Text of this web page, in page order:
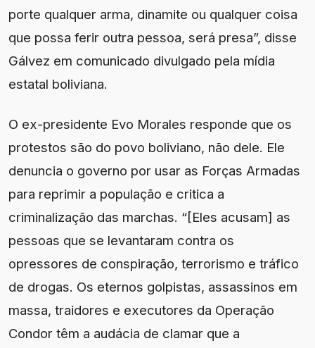
porte qualquer arma, dinamite ou qualquer coisa
que possa ferir outra pessoa, será presa”, disse
Gálvez em comunicado divulgado pela mídia
estatal boliviana.
O ex-presidente Evo Morales responde que os
protestos são do povo boliviano, não dele. Ele
denuncia o governo por usar as Forças Armadas
para reprimir a população e critica a
criminalização das marchas. “[Eles acusam] as
pessoas que se levantaram contra os
opressores de conspiração, terrorismo e tráfico
de drogas. Os eternos golpistas, assassinos em
massa, traidores e executores da Operação
Condor têm a audácia de clamar que a